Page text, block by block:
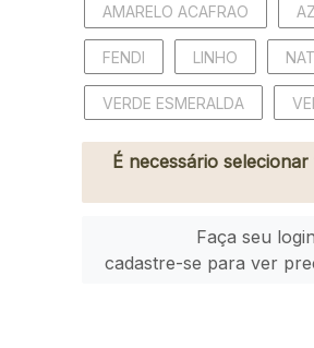
AMARELO ACAFRAO
FENDI LINHO
VERDE ESMERALDA
É necessário
Faça seu
cadastre-se para ver